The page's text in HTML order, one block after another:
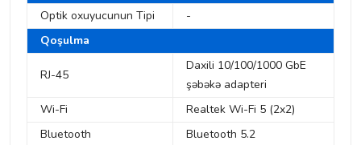
Optik oxuyucunun Tipi
-
Qoşulma
RJ-45
Daxili 10/100/1000 GbE
şəbəkə adapteri
Wi-Fi
Realtek Wi-Fi 5 (2x2)
Bluetooth
Bluetooth 5.2